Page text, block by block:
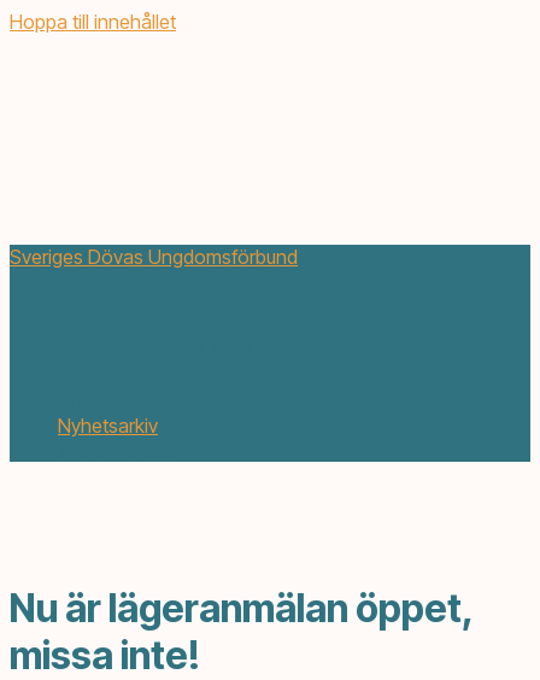
Hoppa till innehållet
Sveriges Dövas Ungdomsförbund
Nyhetsarkiv
Nu är lägeranmälan öppet,
missa inte!